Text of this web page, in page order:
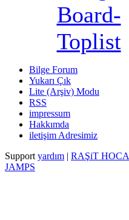
Bilge Forum
Yukarı Çık
Lite (Arşiv) Modu
RSS
impressum
Hakkımda
iletişim Adresimiz
Support yardım | RAŞiT HOCA
JAMPS